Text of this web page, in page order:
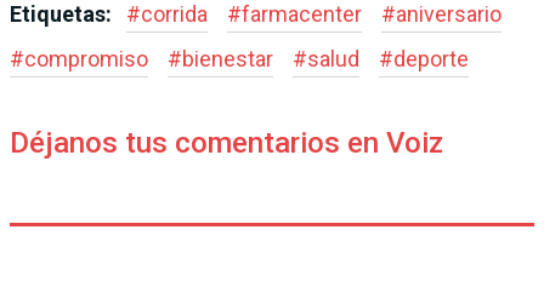
Etiquetas: #corrida #farmacenter #aniversario
#compromiso #bienestar #salud #deporte
Déjanos tus comentarios en Voiz